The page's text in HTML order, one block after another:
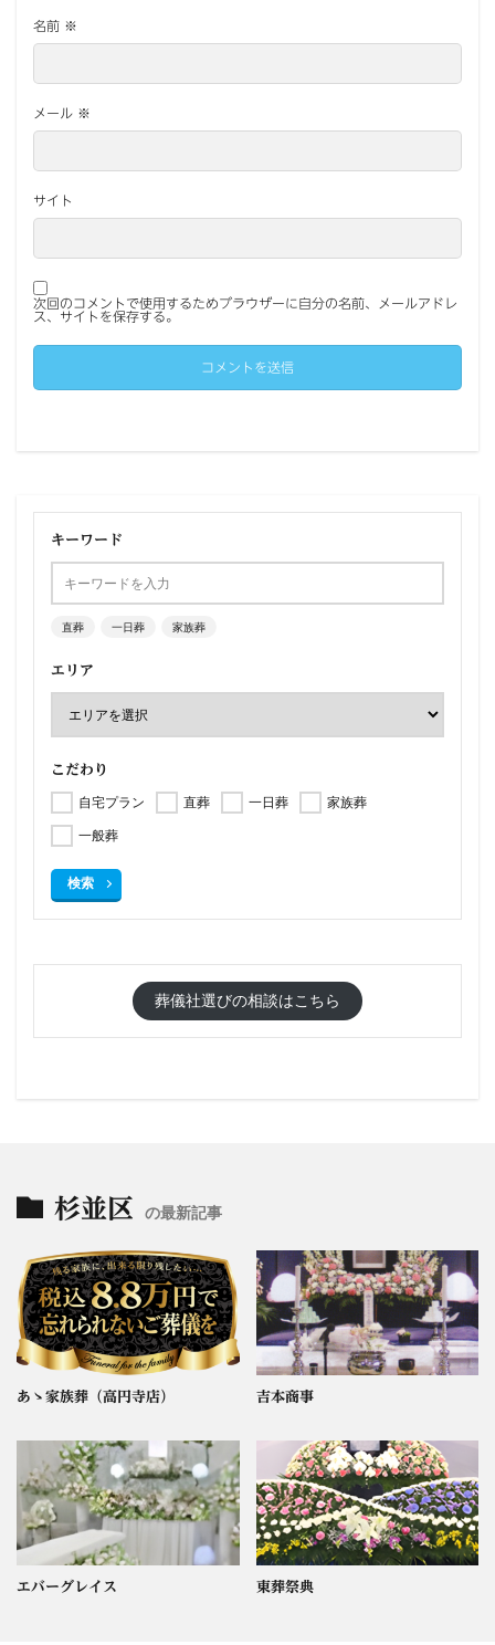
名前 ※
メール ※
サイト
次回のコメントで使用するためブラウザーに自分の名前、メールアドレ
ス、サイトを保存する。
キーワード
直葬 一日葬 家族葬
エリア
こだわり
自宅プラン 直葬 一日葬
家族葬
一般葬
検索
葬儀社選びの相談はこちら
杉並区 の最新記事
あゝ家族葬（高円寺店） 吉本商事
エバーグレイス 東葬祭典